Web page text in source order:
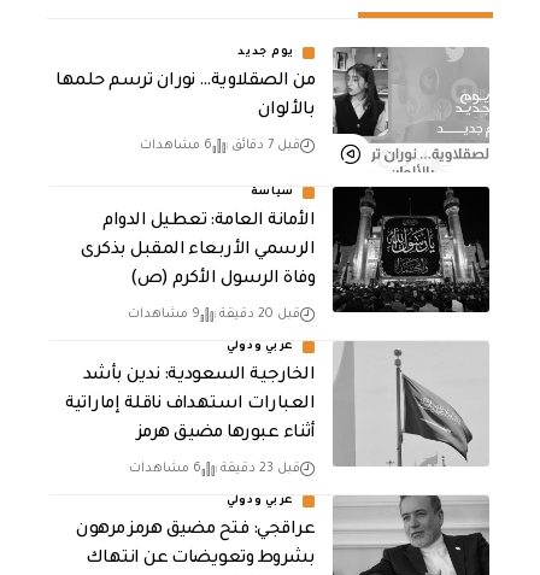
يوم جديد
من الصقلاوية… نوران ترسم حلمها
بالألوان
قبل 7 دقائق 6 مشاهدات
سياسة
الأمانة العامة: تعطيل الدوام
الرسمي الأربعاء المقبل بذكرى
وفاة الرسول الأكرم (ص)
قبل 20 دقيقة 9 مشاهدات
عربي ودولي
‏الخارجية السعودية: ندين بأشد
العبارات استهداف ناقلة إماراتية
أثناء عبورها مضيق هرمز
قبل 23 دقيقة 6 مشاهدات
عربي ودولي
عراقجي: فتح مضيق هرمز مرهون
بشروط وتعويضات عن انتهاك